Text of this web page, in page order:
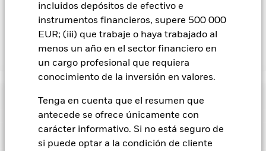
incluidos depósitos de efectivo e
instrumentos financieros, supere 500 000
EUR; (iii) que trabaje o haya trabajado al
menos un año en el sector financiero en
un cargo profesional que requiera
conocimiento de la inversión en valores.
Tenga en cuenta que el resumen que
antecede se ofrece únicamente con
carácter informativo. Si no está seguro de
si puede optar a la condición de cliente
de valores no incrementa los costes de funcionamiento del
Fondo, esto ha quedado excluido de los gastos corrientes.
BGF ESG Emerging Markets Blended Bond Fund
Rentabilidad
Gráfico de rendimiento
Los cambios en los tipos de interés, el riesgo de crédito y/o los
impagos de los emisores tendrán un impacto significativo en